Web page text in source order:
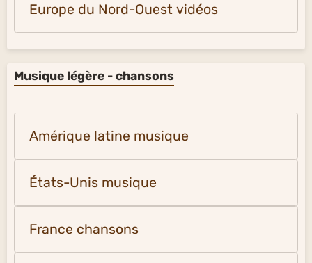
Europe du Nord-Ouest vidéos
Musique légère - chansons
Amérique latine musique
États-Unis musique
France chansons